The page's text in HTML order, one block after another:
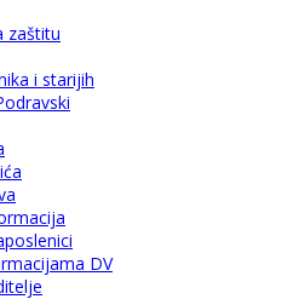
zaštitu
i starijih
DV